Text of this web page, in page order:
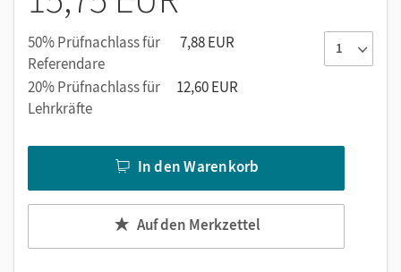
50% Prüfnachlass für
Referendare
7,88 EUR
20% Prüfnachlass für
Lehrkräfte
12,60 EUR
In den Warenkorb
Auf den Merkzettel